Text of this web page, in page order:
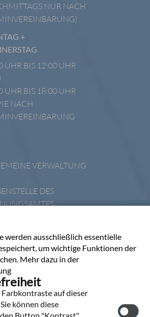
NUR NACH
+
UHR BIS 12:00 UHR
UHR BIS 18:00 UHR
NACH
VERWALTUNG
DES O
UHR BIS 12:00 UHR
UHR BIS 18:00 UHR
NACH
werden ausschließlich essentielle
um wichtige Funktionen der
Mehr dazu in der
Farbkontraste auf dieser
können diese